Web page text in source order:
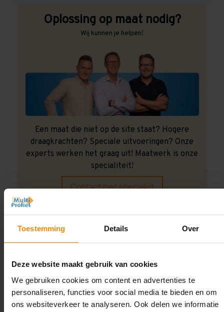
Toestemming Details Over
Deze website maakt gebruik van cookies
We gebruiken cookies om content en advertenties te
personaliseren, functies voor social media te bieden en om
ons websiteverkeer te analyseren. Ook delen we informatie
Oplossing op maat nodig?
Wij kunnen je helpen!
Een maat die niet op de site staat? Hogere
draagkrachten? Speciale uitvoeringen? Onze
experts werken het graag uit! Maatwerk is onze
specialiteit!
Contact met specialist
Montage uitbesteden?